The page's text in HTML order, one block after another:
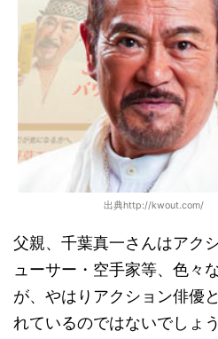
出典http://kwout.com/
父親、千葉真一さんはアク
ューサー・空手家等、色々
が、やはりアクション俳優
れているのではないでしょう